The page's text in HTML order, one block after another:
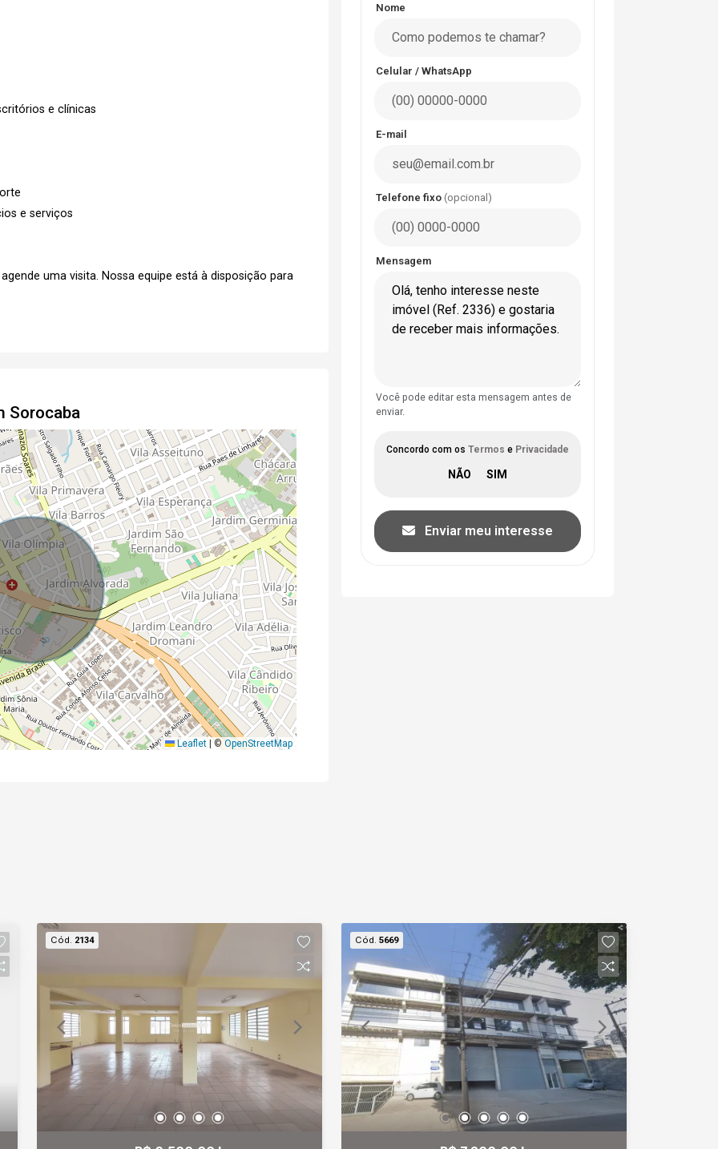
e clínicas
e serviços
uma visita. Nossa equipe está à disposição para
Sorocaba
Leaflet © OpenStreetMap
Nome
Celular / WhatsApp
E-mail
Telefone fixo (opcional)
Mensagem
Você pode editar esta mensagem antes de
enviar.
Concordo com os Termos e Privacidade
Enviar meu interesse
Cód. 2134 Cód. 5669